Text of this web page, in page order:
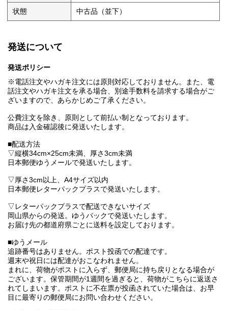
状態 中古品（並下）
発送について
発送ポリシー
※電話注文やハガキ注文には原則対応しておりません。また、電
話注文やハガキ注文を承る場合、別途手数料を請求する場合がご
ざいますので、あらかじめご了承ください。
公費注文を除き、原則として前払い制となっております。
商品は入金確認後に発送いたします。
■配送方法
▽縦横34cm×25cm未満、厚さ3cm未満
日本郵便ゆうメールで発送いたします。
▽厚さ3cm以上、A4サイズ以内
日本郵便レターパックプラスで発送いたします。
▽レターパックプラスで配送できないサイズ
岡山県からの発送。ゆうパックで発送いたします。
お届け先の都道府県ごとに送料を設定しております。
■ゆうメール
追跡番号はありません。ポスト投函での配達です。
週末や祝日には配達がおこなわれません。
まれに、荷物がポストに入らず、郵便局に持ち戻りとなる場合が
ございます。保管期間が1週間を過ぎると、荷物がこちらに返送さ
れてしまいます。ポストに不在票が投函されていた場合は、お早
目に最寄りの郵便局にお問い合わせください。